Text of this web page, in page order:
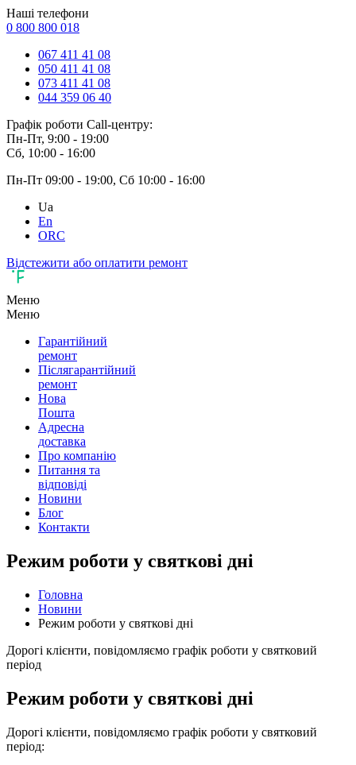
Наші телефони
0 800 800 018
067 411 41 08
050 411 41 08
073 411 41 08
044 359 06 40
Графік роботи Call-центру:
Пн-Пт, 9:00 - 19:00
Сб, 10:00 - 16:00
Пн-Пт 09:00 - 19:00, Сб 10:00 - 16:00
Ua
En
ORC
Відстежити або оплатити ремонт
Меню
Меню
Гарантійний
ремонт
Післягарантійний
ремонт
Нова
Пошта
Адресна
доставка
Про компанію
Питання та
відповіді
Новини
Блог
Контакти
Режим роботи у святкові дні
Головна
Новини
Режим роботи у святкові дні
Дорогі клієнти, повідомляємо графік роботи у святковий
період
Режим роботи у святкові дні
Дорогі клієнти, повідомляємо графік роботи у святковий
період: